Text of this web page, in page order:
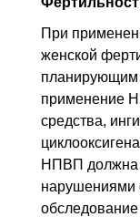
При
женской
планирующим
применение
средства,
НПВП должна
нарушениями